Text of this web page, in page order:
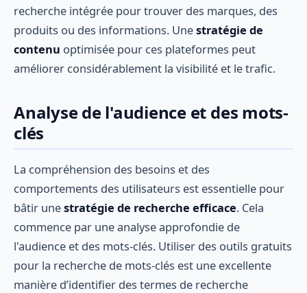
recherche intégrée pour trouver des marques, des
produits ou des informations. Unestratégie de
contenu optimisée pour ces plateformes peut
améliorer considérablement la visibilité et le trafic.
Analyse de l'audience et des mots-
clés
La compréhension des besoins et des
comportements des utilisateurs est essentielle pour
bâtir unestratégie de recherche efficace. Cela
commence par une analyse approfondie de
l'audience et des mots-clés. Utiliser des outils gratuits
pour la recherche de mots-clés est une excellente
manière d’identifier des termes de recherche